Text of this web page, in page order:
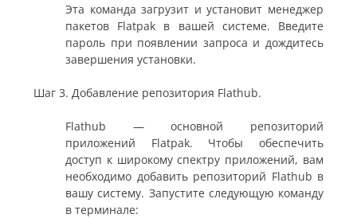
Эта команда загрузит и установит менеджер
пакетов Flatpak в вашей системе. Введите
пароль при появлении запроса и дождитесь
завершения установки.
Шаг 3. Добавление репозитория Flathub.
Flathub — основной репозиторий
приложений Flatpak. Чтобы обеспечить
доступ к широкому спектру приложений, вам
необходимо добавить репозиторий Flathub в
вашу систему. Запустите следующую команду
в терминале: